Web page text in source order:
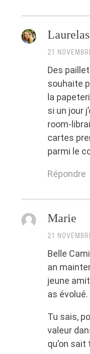
Laurelas
21
Des
souhaite
la
si un jour
room-
cartes
parmi le
Répondre
Marie
21
Belle
an
jeune
as évolué.
Tu sais,
valeur
qu’on